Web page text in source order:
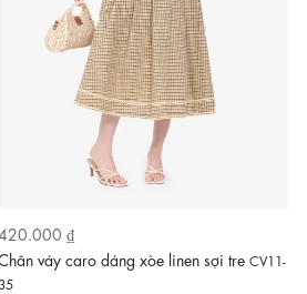
₫
váy caro dáng xòe linen sợi tre CV11-
35